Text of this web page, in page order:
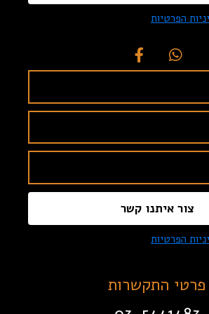
הפרטיות
הפרטיות
צור איתנו קשר
פרטי התקשרות